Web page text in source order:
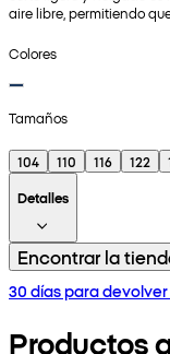
aire libre, permitiendo
Colores
Tamaños
104 110 116 122
Detalles
Encontrar la
30 días para devolver
Productos